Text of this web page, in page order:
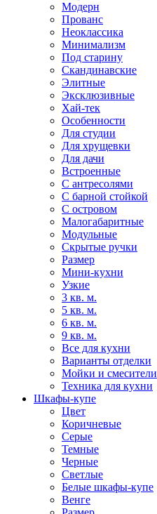
Модерн
Прованс
Неоклассика
Минимализм
Под старину
Скандинавские
Элитные
Эксклюзивные
Хай-тек
Особенности
Для студии
Для хрущевки
Для дачи
Встроенные
С антресолями
С барной стойкой
С островом
Малогабаритные
Модульные
Скрытые ручки
Размер
Мини-кухни
Узкие
3 кв. м.
5 кв. м.
6 кв. м.
9 кв. м.
Все для кухни
Варианты отделки
Мойки и смесители
Техника для кухни
Шкафы-купе
Цвет
Коричневые
Серые
Темные
Черные
Светлые
Белые шкафы-купе
Венге